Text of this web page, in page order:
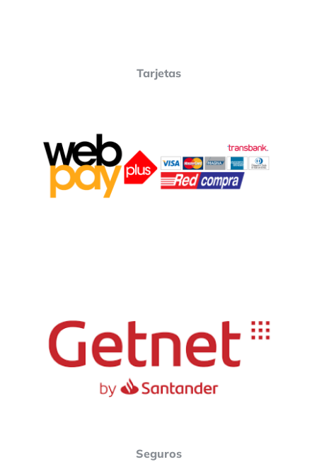
Tarjetas
Seguros